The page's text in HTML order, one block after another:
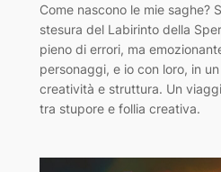
Come nascono le mie saghe?
stesura del Labirinto della
pieno di errori, ma
personaggi, e io con loro, in
creatività e struttura. Un
tra stupore e follia creativa.